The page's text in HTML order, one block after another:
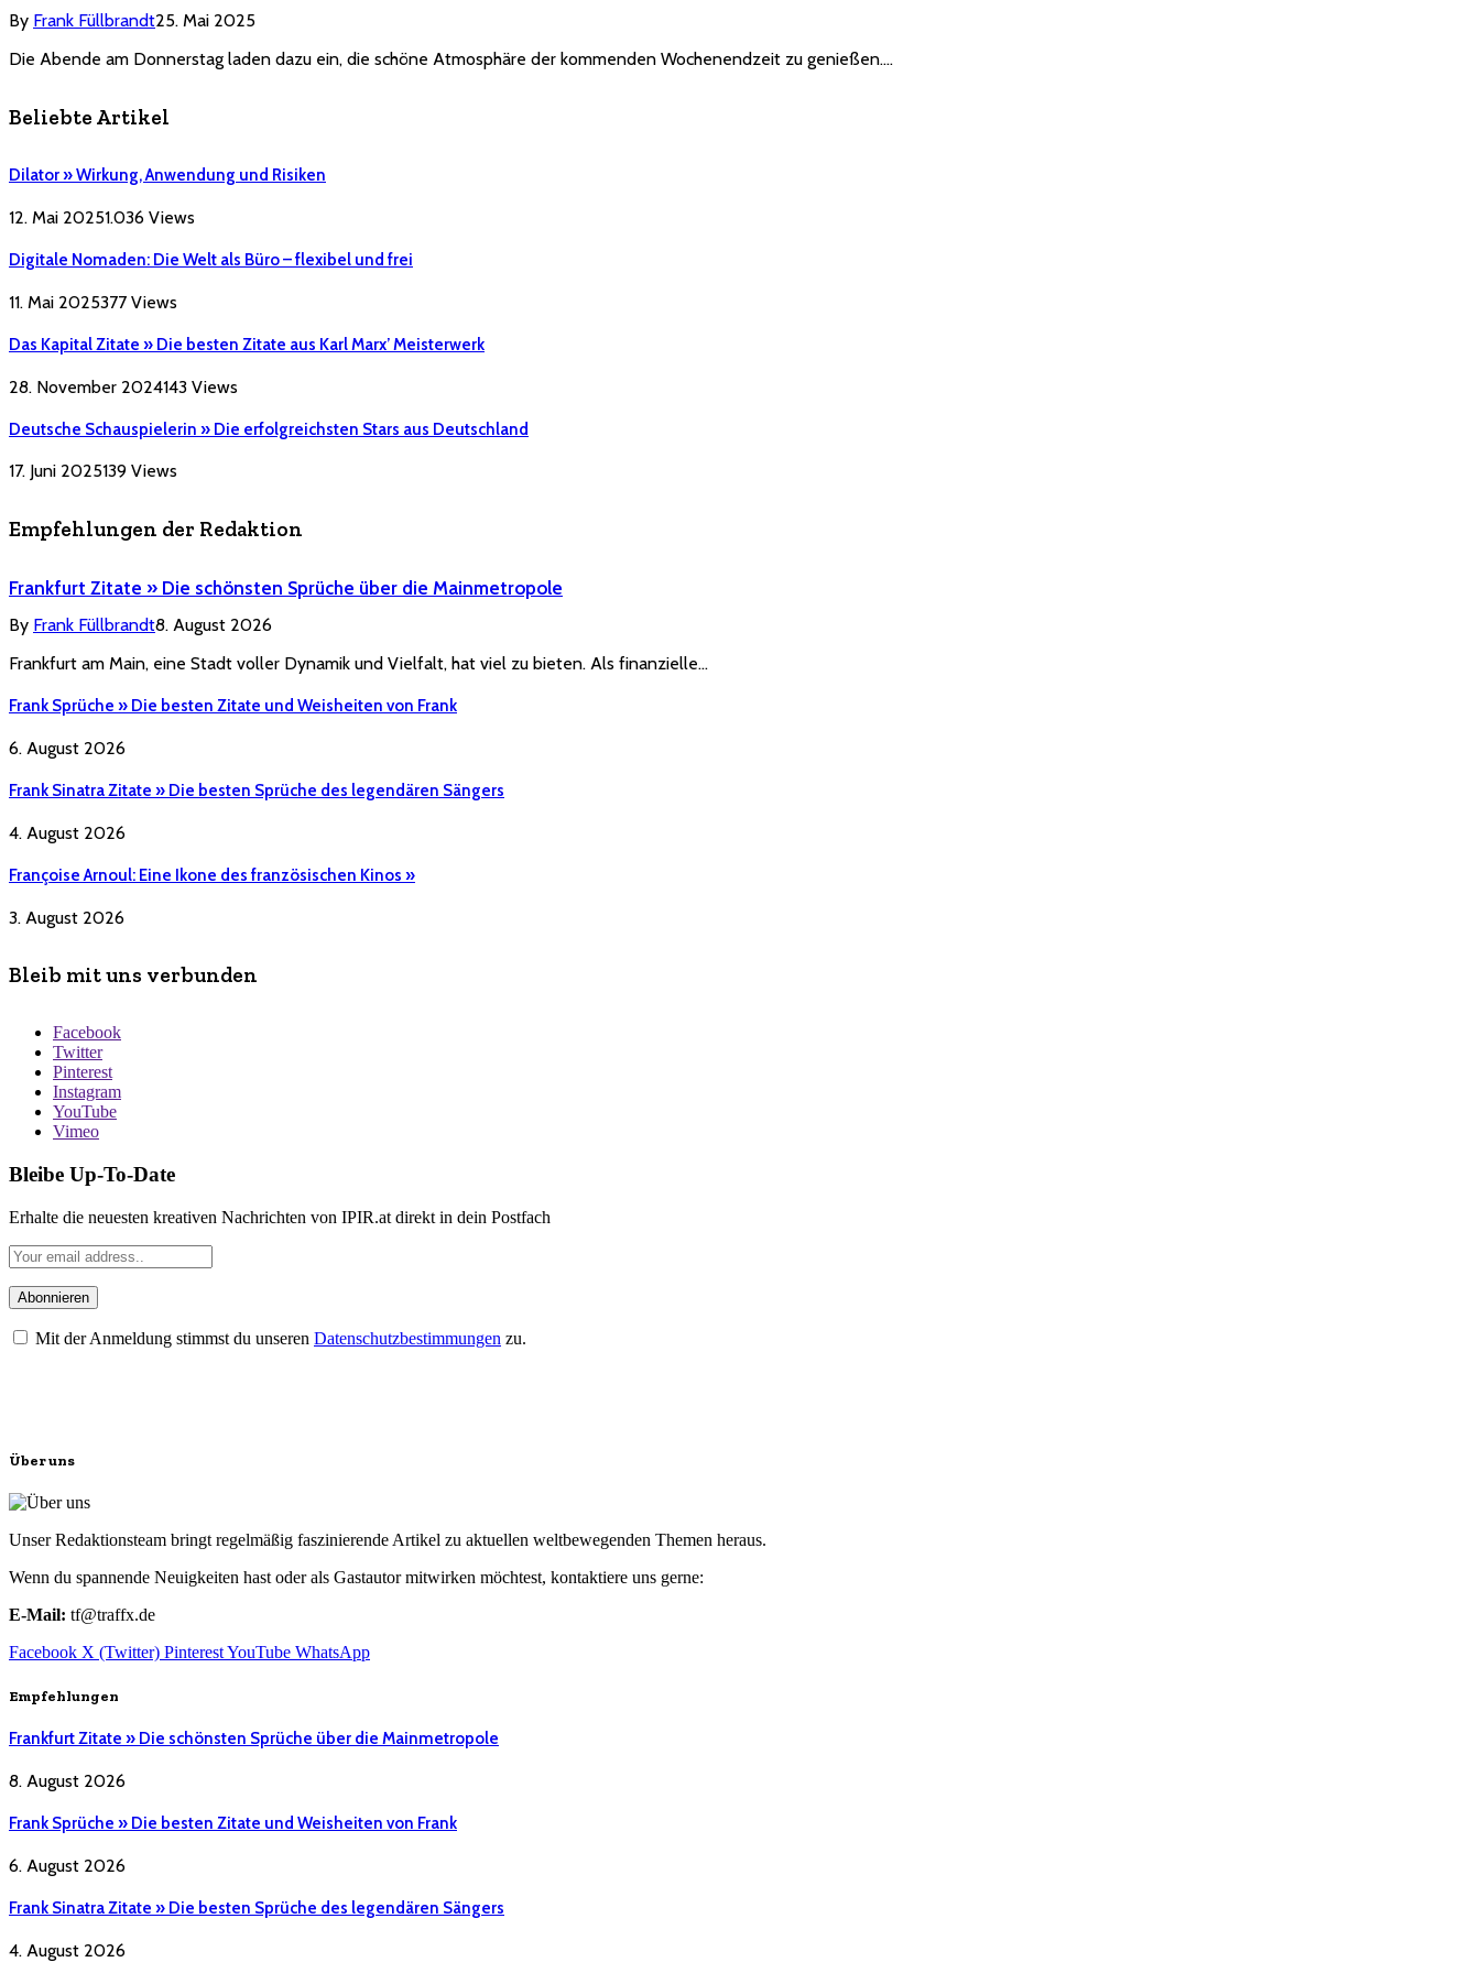
By Frank Füllbrandt25. Mai 2025
Die Abende am Donnerstag laden dazu ein, die schöne Atmosphäre der kommenden Wochenendzeit zu genießen.…
Beliebte Artikel
Dilator » Wirkung, Anwendung und Risiken
12. Mai 20251.036 Views
Digitale Nomaden: Die Welt als Büro – flexibel und frei
11. Mai 2025377 Views
Das Kapital Zitate » Die besten Zitate aus Karl Marx’ Meisterwerk
28. November 2024143 Views
Deutsche Schauspielerin » Die erfolgreichsten Stars aus Deutschland
17. Juni 2025139 Views
Empfehlungen der Redaktion
Frankfurt Zitate » Die schönsten Sprüche über die Mainmetropole
By Frank Füllbrandt8. August 2026
Frankfurt am Main, eine Stadt voller Dynamik und Vielfalt, hat viel zu bieten. Als finanzielle…
Frank Sprüche » Die besten Zitate und Weisheiten von Frank
6. August 2026
Frank Sinatra Zitate » Die besten Sprüche des legendären Sängers
4. August 2026
Françoise Arnoul: Eine Ikone des französischen Kinos »
3. August 2026
Bleib mit uns verbunden
Facebook
Twitter
Pinterest
Instagram
YouTube
Vimeo
Bleibe Up-To-Date
Erhalte die neuesten kreativen Nachrichten von IPIR.at direkt in dein Postfach
Mit der Anmeldung stimmst du unseren Datenschutzbestimmungen zu.
Über uns
Unser Redaktionsteam bringt regelmäßig faszinierende Artikel zu aktuellen weltbewegenden Themen heraus.
Wenn du spannende Neuigkeiten hast oder als Gastautor mitwirken möchtest, kontaktiere uns gerne:
E-Mail: tf@traffx.de
Facebook X (Twitter) PinterestYouTube WhatsApp
Empfehlungen
Frankfurt Zitate » Die schönsten Sprüche über die Mainmetropole
8. August 2026
Frank Sprüche » Die besten Zitate und Weisheiten von Frank
6. August 2026
Frank Sinatra Zitate » Die besten Sprüche des legendären Sängers
4. August 2026